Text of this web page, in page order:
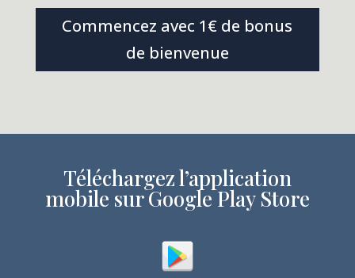
Commencez avec 1€ de bonus
de bienvenue
Téléchargez l’application
mobile sur Google Play Store